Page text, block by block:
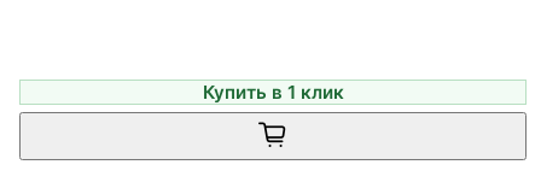
Купить в 1 клик